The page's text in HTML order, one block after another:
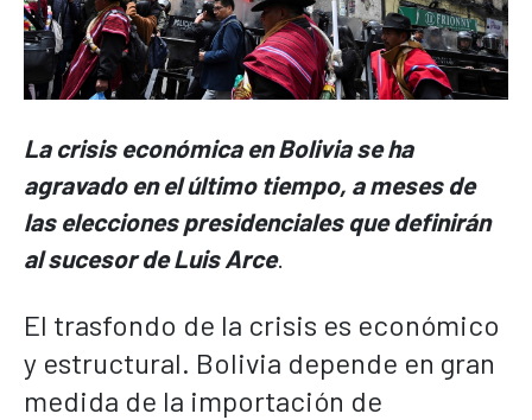
La crisis económica en Bolivia se ha
agravado en el último tiempo, a meses de
las elecciones presidenciales que definirán
al sucesor de Luis Arce.
El trasfondo de la crisis es económico
y estructural. Bolivia depende en gran
medida de la importación de